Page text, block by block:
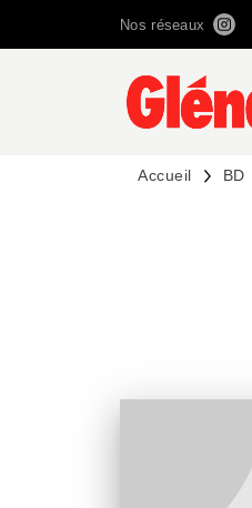
Nos réseaux
Accueil BD